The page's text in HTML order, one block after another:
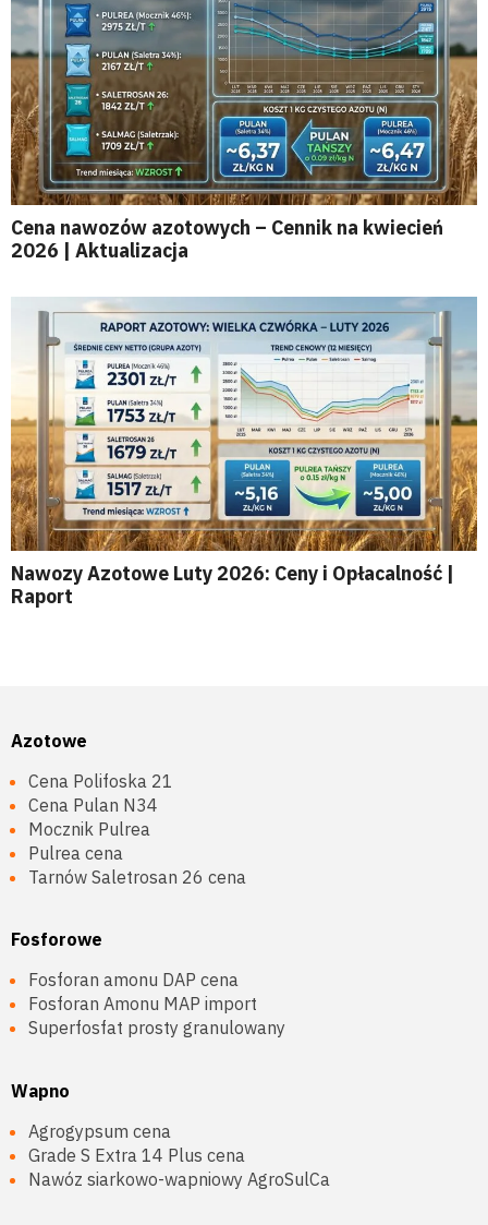
Cena nawozów azotowych – Cennik na kwiecień
2026 | Aktualizacja
Nawozy Azotowe Luty 2026: Ceny i Opłacalność |
Raport
Azotowe
Cena Polifoska 21
Cena Pulan N34
Mocznik Pulrea
Pulrea cena
Tarnów Saletrosan 26 cena
Fosforowe
Fosforan amonu DAP cena
Fosforan Amonu MAP import
Superfosfat prosty granulowany
Wapno
Agrogypsum cena
Grade S Extra 14 Plus cena
Nawóz siarkowo-wapniowy AgroSulCa